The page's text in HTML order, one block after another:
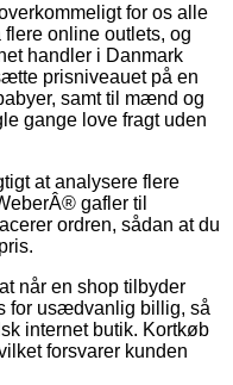
for os alle
online outlets, og
handler i Danmark
prisniveauet på en
samt til mænd og
gange love fragt uden
at analysere flere
gafler til
ordren, sådan at du
når en shop tilbyder
for usædvanlig billig, så
internet butik. Kortkøb
forsvarer kunden